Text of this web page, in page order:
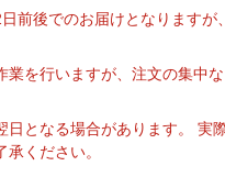
前後でのお届けとなりますが
を行いますが、注文の集中
となる場合があります。 実
ください。